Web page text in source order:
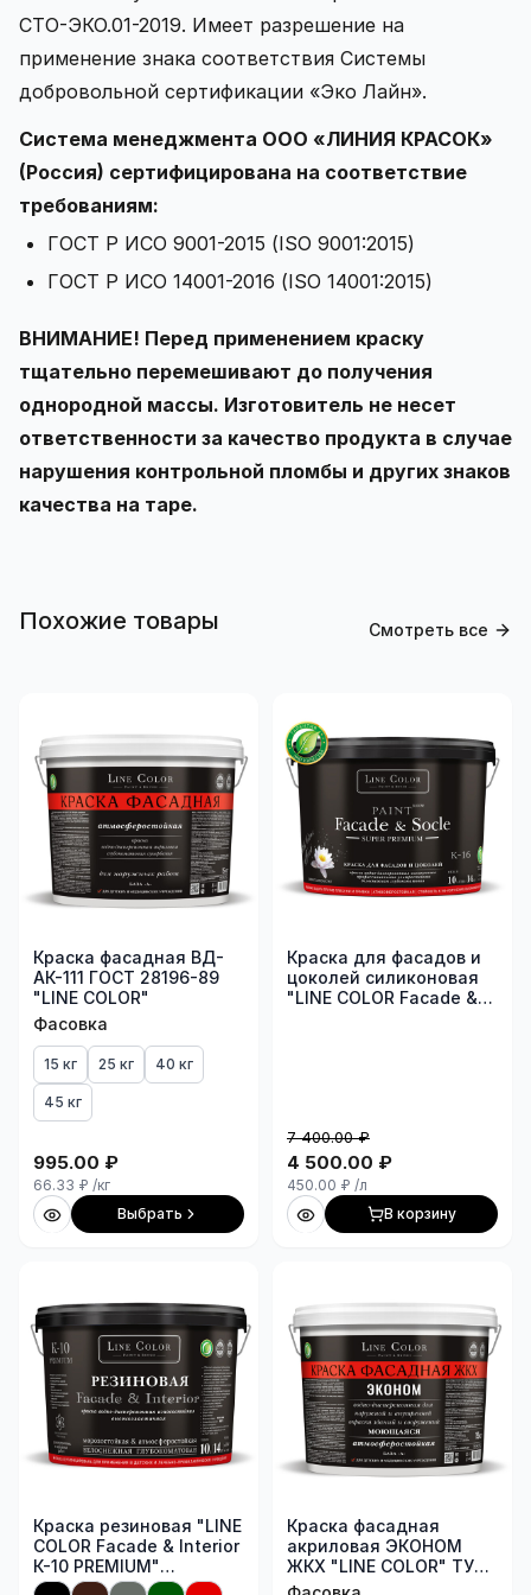
СТО-ЭКО.01-2019. Имеет разрешение на
применение знака соответствия Системы
добровольной сертификации «Эко Лайн».
Система менеджмента ООО «ЛИНИЯ КРАСОК»
(Россия) сертифицирована на соответствие
требованиям:
ГОСТ Р ИСО 9001-2015 (ISO 9001:2015)
ГОСТ Р ИСО 14001-2016 (ISO 14001:2015)
ВНИМАНИЕ! Перед применением краску
тщательно перемешивают до получения
однородной массы. Изготовитель не несет
ответственности за качество продукта в случае
нарушения контрольной пломбы и других знаков
качества на таре.
Похожие товары Смотреть все
Краска фасадная ВД-
АК-111 ГОСТ 28196-89
"LINE COLOR"
Фасовка
15 кг 25 кг 40 кг
45 кг
995.00 ₽
66.33 ₽ /кг
Выбрать
Краска для фасадов и
цоколей силиконовая
"LINE COLOR Facade &
7 400.00 ₽
4 500.00 ₽
450.00 ₽ /л
В корзину
Краска резиновая "LINE
COLOR Facade & Interior
К-10 PREMIUM"
износостойкая,
Краска фасадная
акриловая ЭКОНОМ
ЖКХ "LINE COLOR" ТУ
20.30.11.120-001-